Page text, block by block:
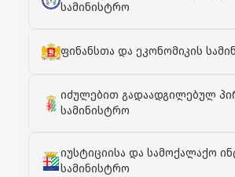
სამინისტრო
ფინანსთა და ეკონომიკის
იძულებით გადაადგილებულ
სამინისტრო
იუსტიციისა და სამოქალაქო
სამინისტრო